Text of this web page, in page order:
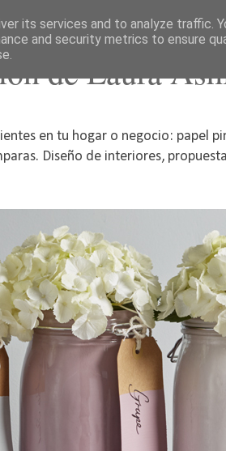
de Laura
en tu hogar o negocio: papel
Diseño de interiores,
its services and to analyze traffic.
and security metrics to ensure